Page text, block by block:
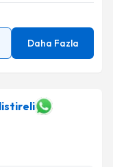
Daha Fazla